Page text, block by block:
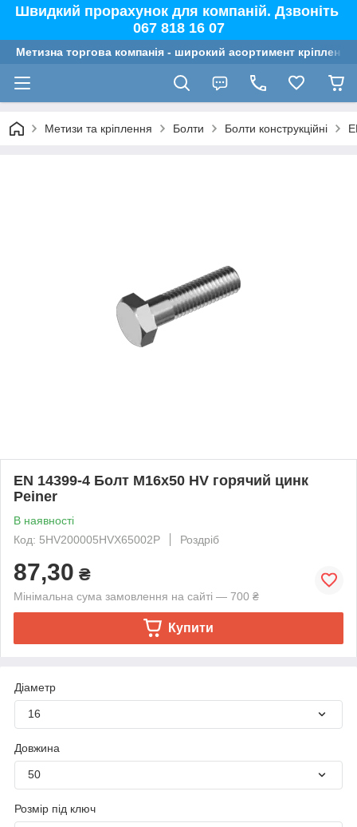
Швидкий прорахунок для компаній. Дзвоніть
067 818 16 07
Метизна торгова компанія - широкий асортимент
Метизи та кріплення Болти Болти конструкційні
EN 14399-4 Болт М16х50 HV горячий цинк
Peiner
В наявності
Код: 5HV200005HVX65002P
Роздріб
87,30 ₴
Мінімальна сума замовлення на сайті — 700 ₴
Купити
Діаметр
16
Довжина
50
Розмір під ключ